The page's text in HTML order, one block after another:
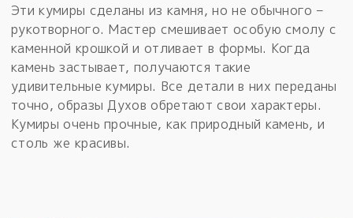
Эти кумиры сделаны из камня, но не обычного –
рукотворного. Мастер смешивает особую смолу с
каменной крошкой и отливает в формы. Когда
камень застывает, получаются такие
удивительные кумиры. Все детали в них переданы
точно, образы Духов обретают свои характеры.
Кумиры очень прочные, как природный камень, и
столь же красивы.